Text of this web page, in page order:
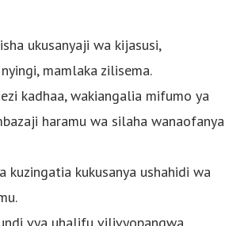
ukusanyaji wa kijasusi,
mamlaka zilisema.
kadhaa, wakiangalia mifumo ya
haramu wa silaha wanaofanya
kuzingatia kukusanya ushahidi wa